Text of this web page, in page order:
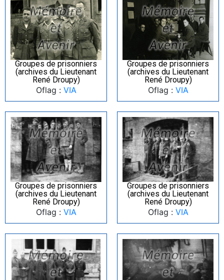
Groupes de prisonniers
(archives du Lieutenant
René Droupy)
Oflag : VIA
Groupes de prisonniers
(archives du Lieutenant
René Droupy)
Oflag : VIA
Groupes de prisonniers
(archives du Lieutenant
René Droupy)
Oflag : VIA
Groupes de prisonniers
(archives du Lieutenant
René Droupy)
Oflag : VIA